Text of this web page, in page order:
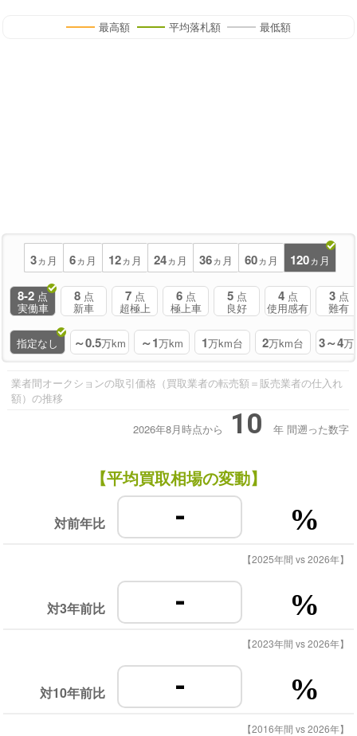
最高額 平均落札額 最低額
3ヵ月 6ヵ月 12ヵ月 24ヵ月 36ヵ月 60ヵ月 120ヵ月
8-2 点
実働車
8 点
新車
7 点
超極上
6 点
極上車
5 点
良好
4 点
使用感有
3 点
難有
指定なし ～0.5万km ～1万km 1万km台 2万km台 3～4万
業者間オークションの取引価格（買取業者の転売額＝販売業者の仕入れ
額）の推移
2026年8月時点から 10 年 間遡った数字
【平均買取相場の変動】
対前年比 - %
【2025年間 vs 2026年】
対3年前比 - %
【2023年間 vs 2026年】
対10年前比 - %
【2016年間 vs 2026年】